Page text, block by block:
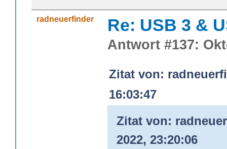
radneuerfinder Re: USB 3 &
Antwort #137:
Zitat von:
16:03:47
Zitat von:
2022, 23:20:06